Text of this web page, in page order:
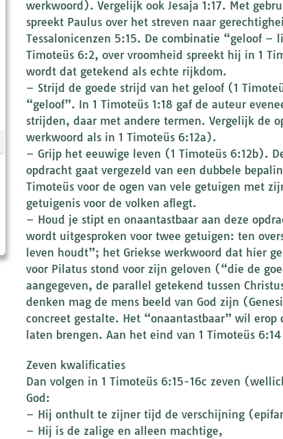
werkwoord). Vergelijk ook Jesaja 1:17. Met
spreekt Paulus over het streven naar
Tessalonicenzen 5:15. De combinatie “geloof
Timoteüs 6:2, over vroomheid spreekt hij in 1
wordt dat getekend als echte rijkdom.
– Strijd de goede strijd van het geloof (1
“geloof”. In 1 Timoteüs 1:18 gaf de auteur
strijden, daar met andere termen. Vergelijk de
werkwoord als in 1 Timoteüs 6:12a).
– Grijp het eeuwige leven (1 Timoteüs 6:12b).
opdracht gaat vergezeld van een dubbele
Timoteüs voor de ogen van vele getuigen met
getuigenis voor de volken aflegt.
– Houd je stipt en onaantastbaar aan deze
wordt uitgesproken voor twee getuigen: ten
leven houdt”; het Griekse werkwoord dat hier
voor Pilatus stond voor zijn geloven (“die de
aangegeven, de parallel getekend tussen
denken mag de mens beeld van God zijn
concreet gestalte. Het “onaantastbaar” wil
laten brengen. Aan het eind van 1 Timoteüs
Zeven kwalificaties
Dan volgen in 1 Timoteüs 6:15-16c zeven
God:
– Hij onthult te zijner tijd de verschijning
– Hij is de zalige en alleen machtige,